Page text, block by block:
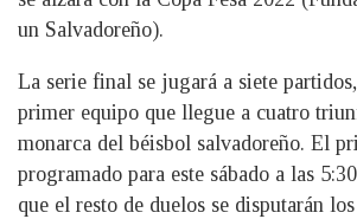
un Salvadoreño).
La serie final se jugará a siete
primer equipo que llegue a cuatro
monarca del béisbol salvadoreño. El
programado para este sábado a las
que el resto de duelos se disputarán